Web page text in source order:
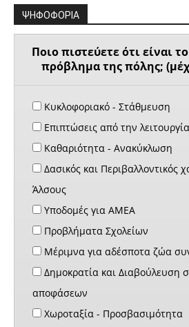
ΨΗΦΟΦΟΡΙΑ
Ποιο πιστεύετε ότι είναι
πρόβλημα της πόλης;
Κυκλοφοριακό - Στάθμευση
Επιπτώσεις από την
Καθαριότητα - Ανακύκλωση
Δασικός και Περιβαλλοντικός
Άλσους
Υποδομές για ΑΜΕΑ
Προβλήματα Σχολείων
Μέριμνα για αδέσποτα ζώα
Δημοκρατία και Διαβούλευση
αποφάσεων
Χωροταξία - Προσβασιμότητα